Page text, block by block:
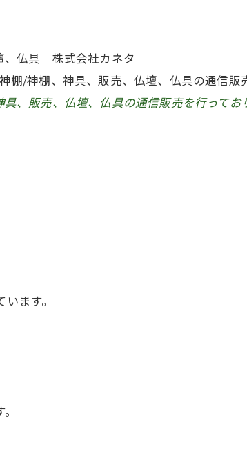
仏具｜株式会社カネタ
棚/神棚、神具、販売、仏壇、仏具の通信販
、販売、仏壇、仏具の通信販売を行ってお
ます。